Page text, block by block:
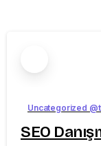
Uncategorized
SEO